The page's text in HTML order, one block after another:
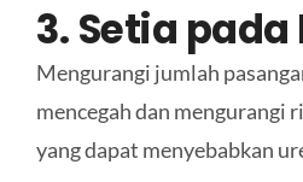
3. Setia
Mengurangi jumlah
mencegah dan mengurangi
yang dapat menyebabkan